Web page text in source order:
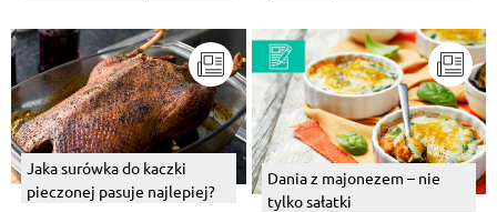
Jaka surówka do kaczki
pieczonej pasuje najlepiej?
Dania z majonezem – nie
tylko sałatki